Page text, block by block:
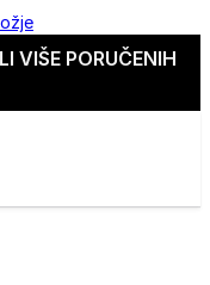
VIŠE PORUČENIH